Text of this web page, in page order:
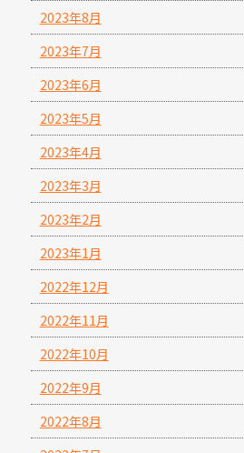
2023年8月
2023年7月
2023年6月
2023年5月
2023年4月
2023年3月
2023年2月
2023年1月
2022年12月
2022年11月
2022年10月
2022年9月
2022年8月